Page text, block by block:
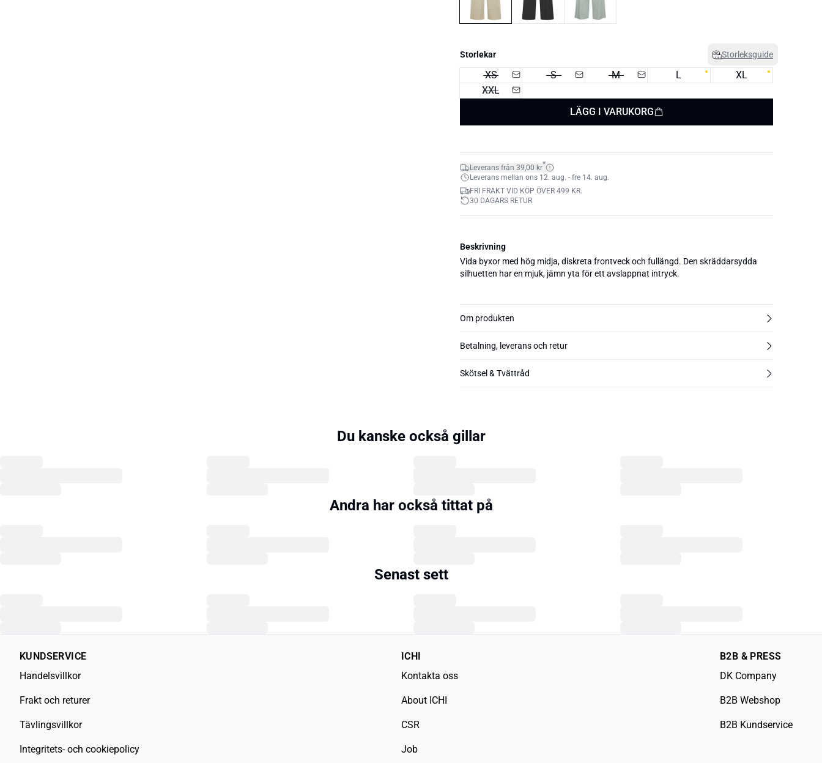
Storlekar Storleksguide
XS S M L
XL
XXL
LÄGG I VARUKORG
Leverans från 39,00 kr*
Leverans mellan ons 12. aug. - fre 14. aug.
FRI FRAKT VID KÖP ÖVER 499 KR.
30 DAGARS RETUR
Beskrivning
Vida byxor med hög midja, diskreta frontveck och fullängd. Den skräddarsydda
silhuetten har en mjuk, jämn yta för ett avslappnat intryck.
Om produkten
Betalning, leverans och retur
Skötsel & Tvättråd
Du kanske också gillar
Andra har också tittat på
Senast sett
KUNDSERVICE
Handelsvillkor
Frakt och returer
Tävlingsvillkor
Integritets- och cookiepolicy
ICHI
Kontakta oss
About ICHI
CSR
Job
B2B & PRESS
DK Company
B2B Webshop
B2B Kundservice